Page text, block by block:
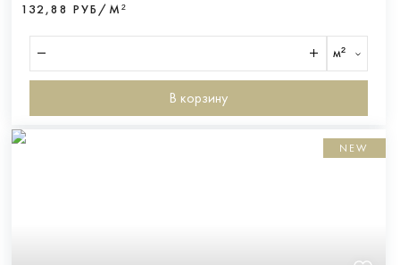
132,88 РУБ/М²
м²
В корзину
NEW